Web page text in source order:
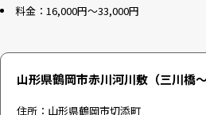
料金：16,000円～33,000円
山形県鶴岡市赤川河川敷（三川橋〜
住所：山形県鶴岡市切添町